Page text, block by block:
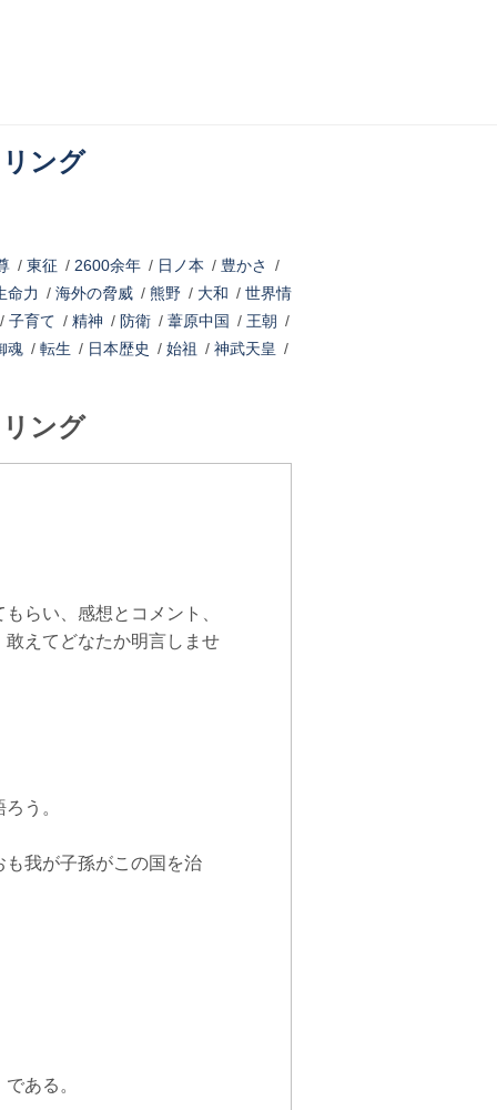
ング
/ 東征 / 2600余年/ 日ノ本 / 豊かさ
/
命力 / 海外の脅威/ 熊野/ 大和 / 世界情
子育て / 精神 / 防衛/ 葦原中国 / 王朝 /
魂/ 転生 / 日本歴史 / 始祖 / 神武天皇 /
ング
らい、感想とコメント、
えてどなたか明言しませ
う。
我が子孫がこの国を治
ある。